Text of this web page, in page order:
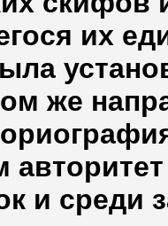
их
же
и среди